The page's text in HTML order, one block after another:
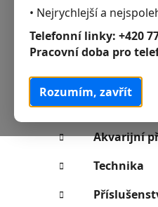
• Nejrychlejší a
Telefonní linky: +420
Pracovní doba pro
Rozumím, zavřít
P
o
s
r
a
n
n
í
p
a
Přeskočit
K
a
t
e
g
o
r
i
e
Akvarijní
Akvarijní
Krmivo
Akvarijní
Technika